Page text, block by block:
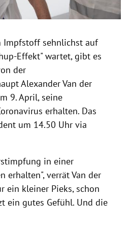
Impfstoff sehnlichst auf
Effekt" wartet, gibt es
der
Alexander Van der
9. April, seine
erhalten. Das
um 14.50 Uhr via
in einer
erhalten", verrät Van der
ein kleiner Pieks, schon
ein gutes Gefühl. Und die